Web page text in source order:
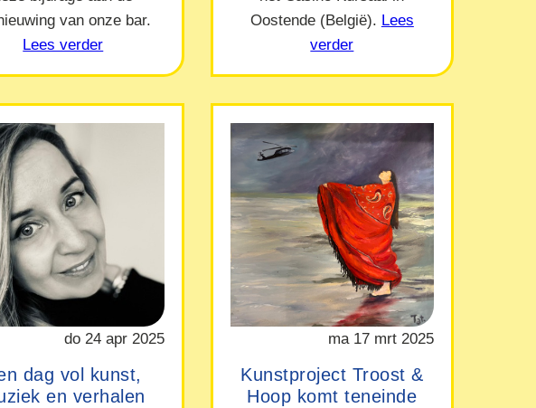
van onze bar.
Lees verder
Oostende (België). Lees
verder
do 24 apr 2025
dag vol kunst,
en verhalen
ma 17 mrt 2025
Kunstproject Troost &
Hoop komt teneinde